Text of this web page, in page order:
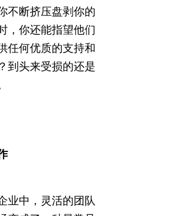
不断挤压盘剥你的
，你还能指望他们
任何优质的支持和
到头来受损的还是
业中，灵活的团队